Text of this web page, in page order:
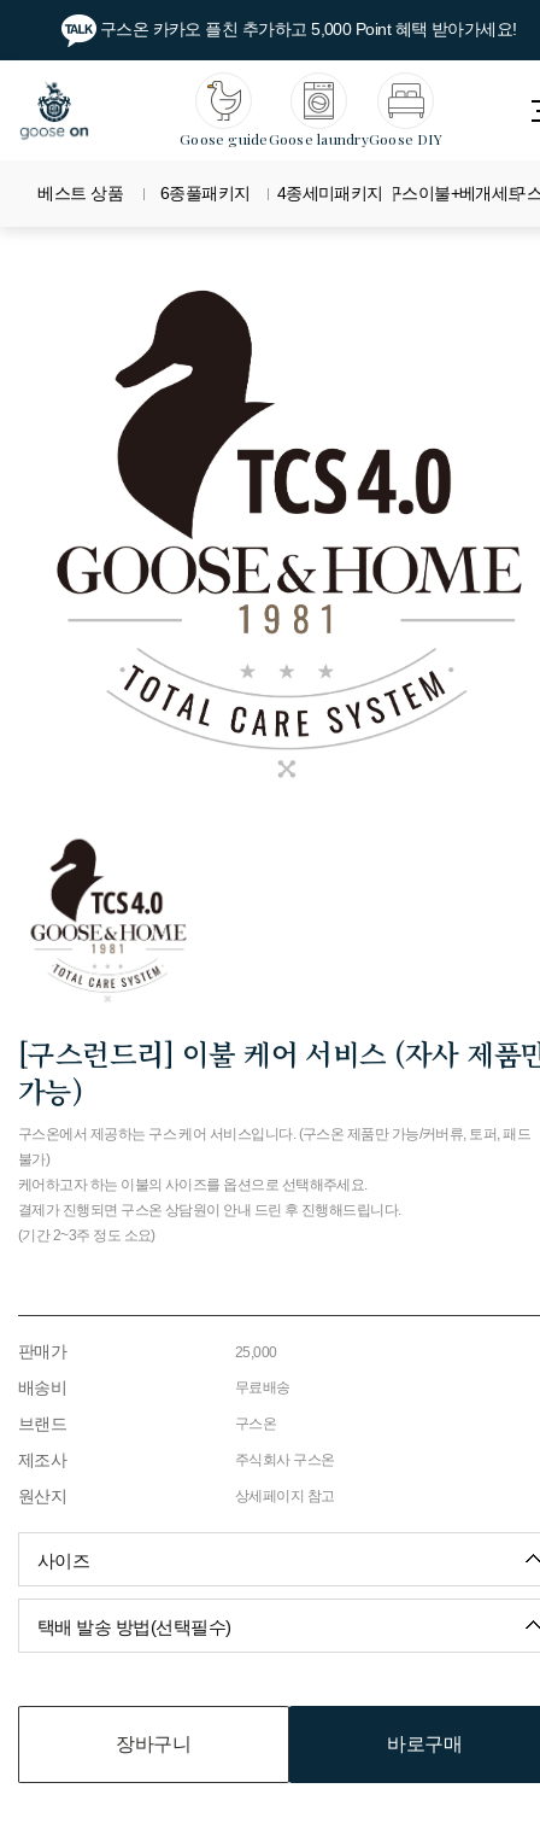
구스온 카카오 플친 추가하고 5,000 Point 혜택 받아가세요!
Goose guideGoose laundryGoose DIY
베스트 상품 6종풀패키지 4종세미패키지 구스이불+베개세트
구
[구스런드리] 이불 케어 서비스 (자사 제품
가능)
구스온에서 제공하는 구스 케어 서비스입니다. (구스온 제품만 가능/커버류, 토퍼, 패드
불가)
케어하고자 하는 이불의 사이즈를 옵션으로 선택해주세요.
결제가 진행되면 구스온 상담원이 안내 드린 후 진행해드립니다.
(기간 2~3주 정도 소요)
판매가 25,000
배송비 무료배송
브랜드 구스온
제조사 주식회사 구스온
원산지 상세페이지 참고
사이즈
택배 발송 방법(선택필수)
장바구니 바로구매